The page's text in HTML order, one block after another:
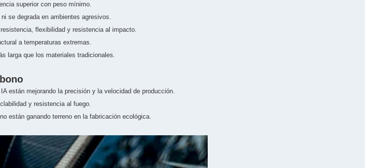
superior con peso mínimo.
se degrada en ambientes agresivos.
flexibilidad y resistencia al impacto.
a temperaturas extremas.
larga que los materiales tradicionales.
están mejorando la precisión y la velocidad de producción.
y resistencia al fuego.
están ganando terreno en la fabricación ecológica.